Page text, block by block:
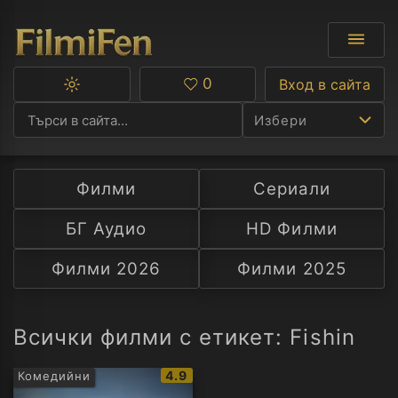
Избери
Ф
С
А
Превключване
тъмна
тема
Любими
0 Вход в сайта
Филми
Сериали
БГ Аудио
HD Филми
Филми 2026
Филми 2025
Всички филми с етикет: Fishin
Комедийни
IMDb
4.9